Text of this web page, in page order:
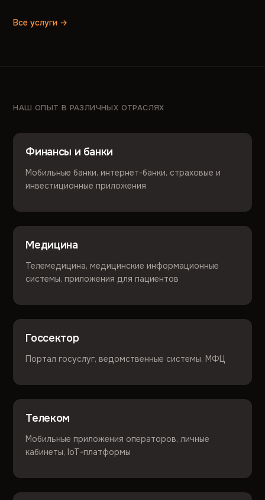
Все услуги →
НАШ ОПЫТ В РАЗЛИЧНЫХ ОТРАСЛЯХ
Финансы и банки
Мобильные банки, интернет-банки, страховые и
инвестиционные приложения
Медицина
Телемедицина, медицинские информационные
системы, приложения для пациентов
Госсектор
Портал госуслуг, ведомственные системы, МФЦ
Телеком
Мобильные приложения операторов, личные
кабинеты, IoT-платформы